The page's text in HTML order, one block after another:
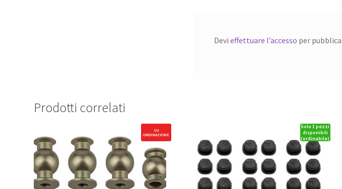
Devi effettuare l’accesso per
Prodotti correlati
SU
ORDINAZIONE
Solo 1 pezzi
disponibili
(ordinabile)